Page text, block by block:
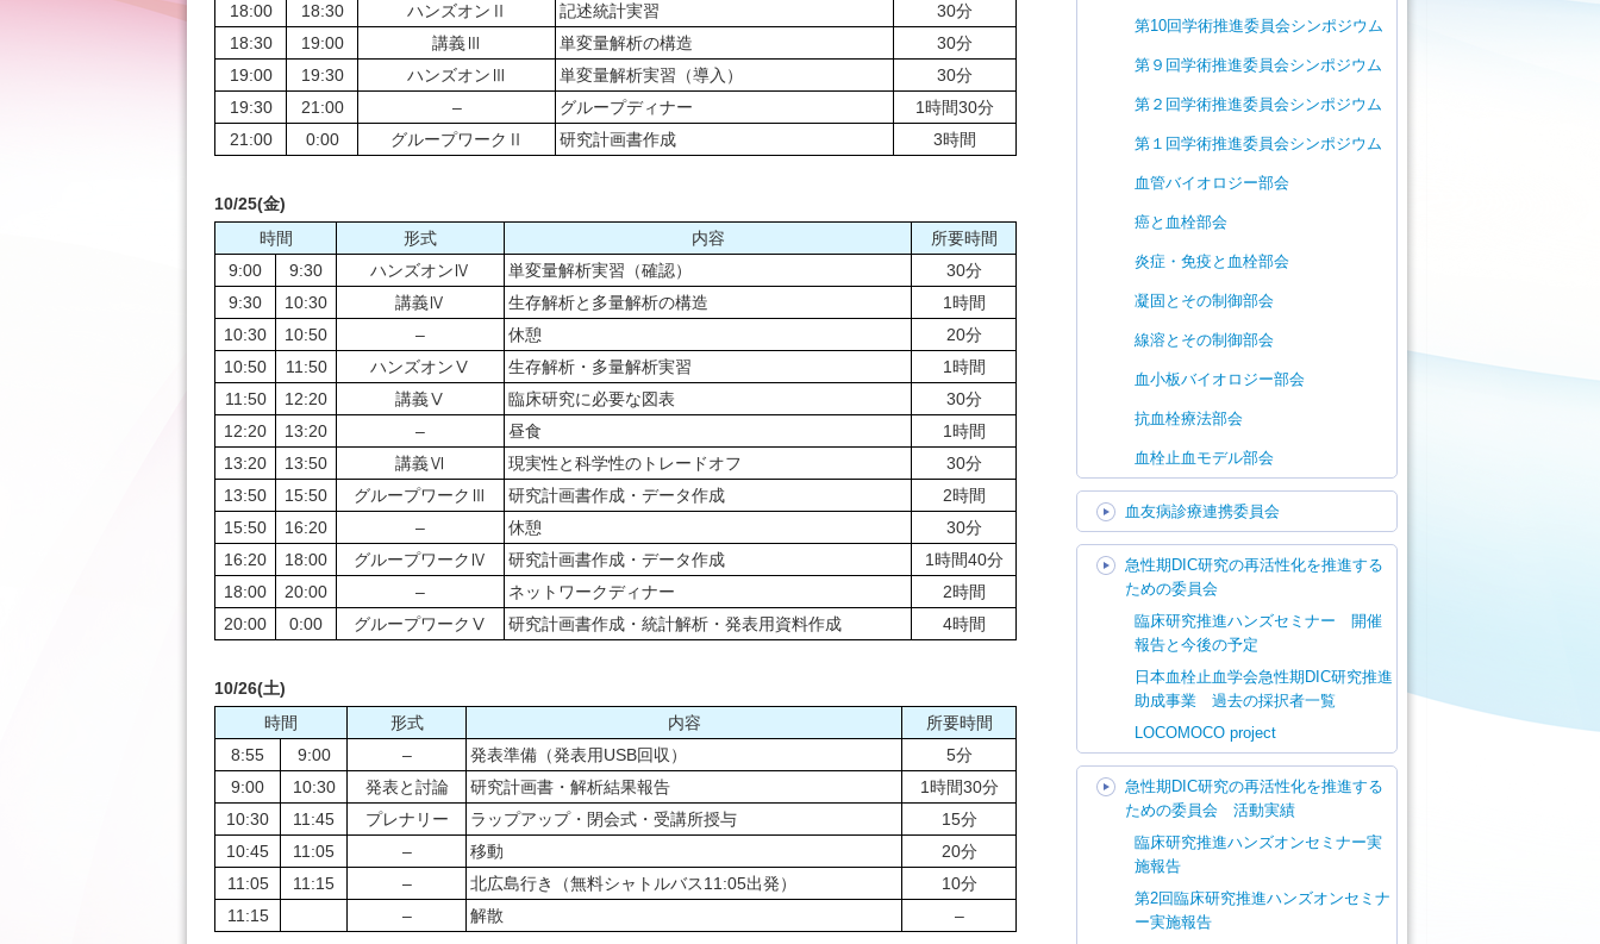
18:00
18:30 ハンズオンⅡ 記述統計実習
30分
18:30
19:00 講義Ⅲ 単変量解析の構造
30分
19:00
19:30 ハンズオンⅢ 単変量解析実習（導入）
30分
19:30
21:00 – グループディナー
1時間30分
21:00
0:00 グループワークⅡ 研究計画書作成 3時間
10/25(金)
時間
形式 内容
所要時間
9:00
9:30 ハンズオンⅣ 単変量解析実習（確認）
30分
9:30
10:30 講義Ⅳ 生存解析と多量解析の構造
1時間
10:30
10:50 – 休憩
20分
10:50
11:50 ハンズオンⅤ 生存解析・多量解析実習
1時間
11:50
12:20 講義Ⅴ 臨床研究に必要な図表
30分
12:20
13:20 – 昼食
1時間
13:20
13:50 講義Ⅵ 現実性と科学性のトレードオフ
30分
13:50
15:50 グループワークⅢ 研究計画書作成・データ作成
2時間
15:50
16:20 – 休憩
30分
16:20
18:00 グループワークⅣ 研究計画書作成・データ作成
1時間40分
18:00
20:00 – ネットワークディナー
2時間
20:00
0:00 グループワークⅤ 研究計画書作成・統計解析・発表用資料作成 4時間
10/26(土)
時間
形式 内容
所要時間
8:55
9:00 – 発表準備（発表用USB回収）
5分
9:00
10:30 発表と討論 研究計画書・解析結果報告
1時間30分
10:30
11:45 プレナリー ラップアップ・閉会式・受講所授与
15分
10:45
11:05 – 移動
20分
11:05
11:15 – 北広島行き（無料シャトルバス11:05出発）
10分
11:15
– 解散 –
第10回学術推進委員会シンポジウム
第９回学術推進委員会シンポジウム
第２回学術推進委員会シンポジウム
第１回学術推進委員会シンポジウム
血管バイオロジー部会
癌と血栓部会
炎症・免疫と血栓部会
凝固とその制御部会
線溶とその制御部会
血小板バイオロジー部会
抗血栓療法部会
血栓止血モデル部会
血友病診療連携委員会
急性期DIC研究の再活性化を推進する
ための委員会
臨床研究推進ハンズセミナー 開催
報告と今後の予定
日本血栓止血学会急性期DIC研究推進
助成事業 過去の採択者一覧
LOCOMOCO project
急性期DIC研究の再活性化を推進する
ための委員会 活動実績
臨床研究推進ハンズオンセミナー実
施報告
第2回臨床研究推進ハンズオンセミナ
ー実施報告